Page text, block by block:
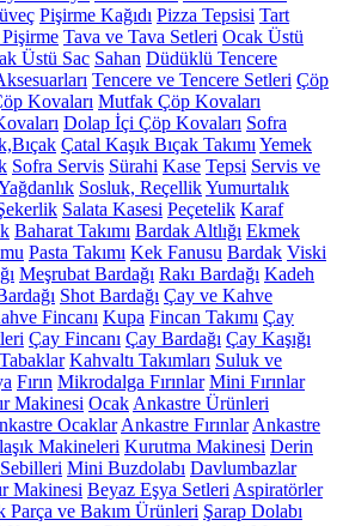
Pişirme Kağıdı Pizza Tepsisi Tart
Tava ve Tava Setleri Ocak Üstü
Üstü Sac Sahan Düdüklü Tencere
Tencere ve Tencere Setleri Çöp
Kovaları Mutfak Çöp Kovaları
Dolap İçi Çöp Kovaları Sofra
Çatal Kaşık Bıçak Takımı Yemek
Sofra Servis Sürahi Kase Tepsi Servis ve
Sosluk, ReçellikYumurtalık
Salata Kasesi Peçetelik Karaf
Baharat Takımı Bardak Altlığı Ekmek
Pasta Takımı Kek Fanusu Bardak Viski
Meşrubat Bardağı Rakı Bardağı Kadeh
Shot Bardağı Çay ve Kahve
Fincanı Kupa Fincan Takımı Çay
Çay Fincanı Çay Bardağı Çay Kaşığı
Tabaklar Kahvaltı Takımları Suluk ve
Fırın Mikrodalga Fırınlar Mini Fırınlar
Makinesi Ocak Ankastre Ürünleri
Ocaklar Ankastre Fırınlar Ankastre
Makineleri Kurutma Makinesi Derin
Mini Buzdolabı Davlumbazlar
Makinesi Beyaz Eşya Setleri Aspiratörler
Parça ve Bakım Ürünleri Şarap Dolabı